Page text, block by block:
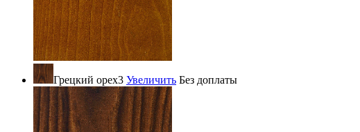
Грецкий орех3 Увеличить Без доплаты